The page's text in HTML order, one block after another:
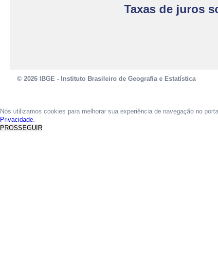
Taxas de juros
© 2026 IBGE - Instituto Brasileiro de Geografia e Estatística
Nós utilizamos cookies para melhorar sua experiência de navegação no
Privacidade.
PROSSEGUIR